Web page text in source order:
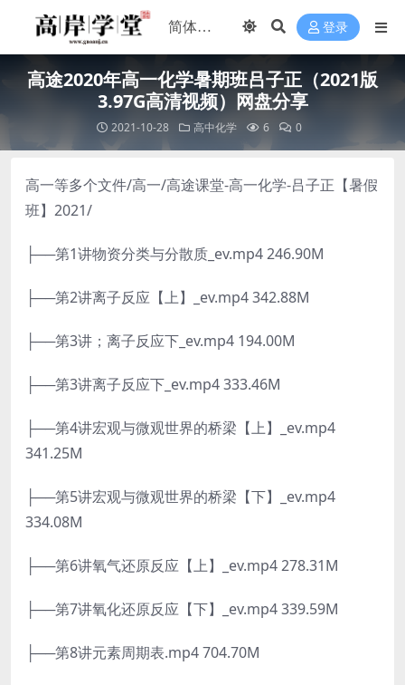
登录
高途2020年高一化学暑期班吕子正（2021版
3.97G高清视频）网盘分享
2021-10-28 高中化学 6 0
高一等多个文件/高一/高途课堂-高一化学-吕子正【暑假
班】2021/
├──第1讲物资分类与分散质_ev.mp4 246.90M
├──第2讲离子反应【上】_ev.mp4 342.88M
├──第3讲；离子反应下_ev.mp4 194.00M
├──第3讲离子反应下_ev.mp4 333.46M
├──第4讲宏观与微观世界的桥梁【上】_ev.mp4
341.25M
├──第5讲宏观与微观世界的桥梁【下】_ev.mp4
334.08M
├──第6讲氧气还原反应【上】_ev.mp4 278.31M
├──第7讲氧化还原反应【下】_ev.mp4 339.59M
├──第8讲元素周期表.mp4 704.70M